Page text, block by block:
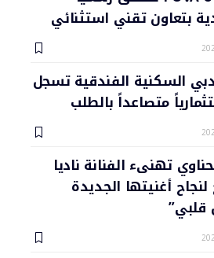
بتعاون تقني استثنائي
السكنية الفندقية تسجل
متصاعداً بالطلب
تهنىء الفنانة ناديا
أغنيتها الجديدة